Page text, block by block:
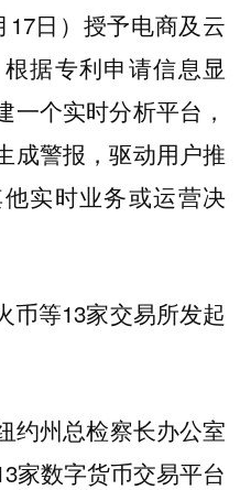
日）授予电商及云
据专利申请信息显
一个实时分析平台，
成警报，驱动用户推
实时业务或运营决
币等13家交易所发起
约州总检察长办公室
家数字货币交易平台